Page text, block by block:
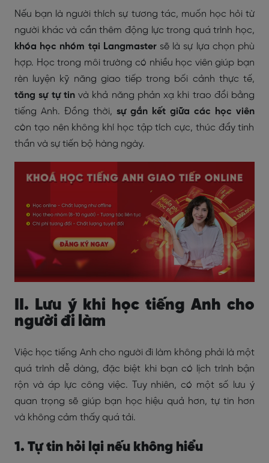
Nếu bạn là người thích sự tương tác, muốn học hỏi từ
người khác và cần thêm động lực trong quá trình học,
khóa học nhóm tại Langmastersẽ là sự lựa chọn phù
hợp. Học trong môi trường có nhiều học viên giúp bạn
rèn luyện kỹ năng giao tiếp trong bối cảnh thực tế,
tăng sự tự tinvà khả năng phản xạ khi trao đổi bằng
tiếng Anh. Đồng thời, sự gắn kết giữa các học viên
còn tạo nên không khí học tập tích cực, thúc đẩy tinh
thần và sự tiến bộ hàng ngày.
II. Lưu ý khi học tiếng Anh cho
người đi làm
Việc học tiếng Anh cho người đi làm không phải là một
quá trình dễ dàng, đặc biệt khi bạn có lịch trình bận
rộn và áp lực công việc. Tuy nhiên, có một số lưu ý
quan trọng sẽ giúp bạn học hiệu quả hơn, tự tin hơn
và không cảm thấy quá tải.
1. Tự tin hỏi lại nếu không hiểu